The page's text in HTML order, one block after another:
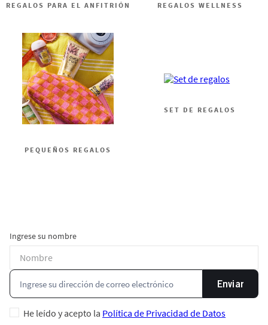
REGALOS PARA EL ANFITRIÓN REGALOS WELLNESS
PEQUEÑOS REGALOS
SET DE REGALOS
Ingrese su nombre
Enviar
He leído y acepto la Política de Privacidad de Datos